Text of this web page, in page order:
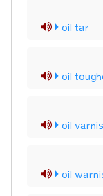
oil tar
oil
oil
oil